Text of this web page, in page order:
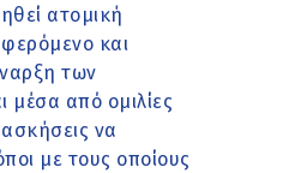
ατομική
και
των
μέσα από ομιλίες
να
με τους οποίους